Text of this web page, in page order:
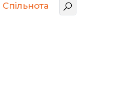
Спільнота